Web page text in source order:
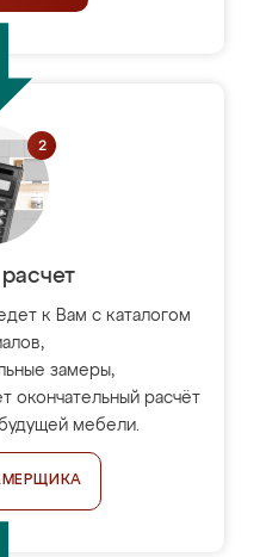
к Вам с каталогом
замеры,
окончательный расчёт
мебели.